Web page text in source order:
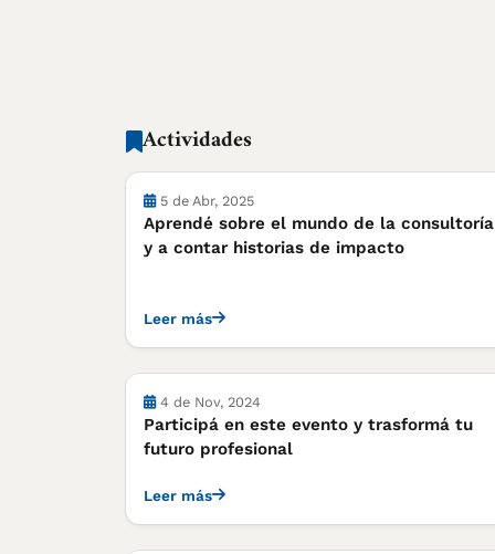
Actividades
Actividades
5 de Abr, 2025
Aprendé sobre el mundo de la consultoría
y a contar historias de impacto
Leer más
Actividades
4 de Nov, 2024
Participá en este evento y trasformá tu
futuro profesional
Leer más